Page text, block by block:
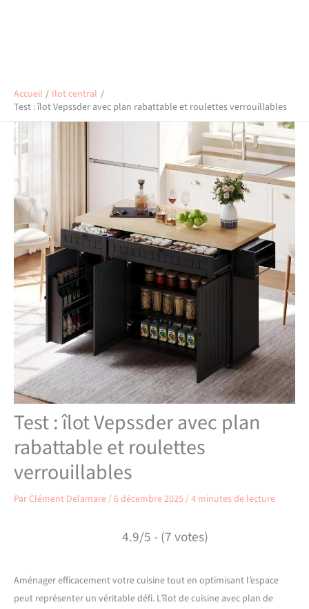
Accueil
Ilot central
Test : îlot Vepssder avec plan rabattable et roulettes verrouillables
Test : îlot Vepssder avec plan
rabattable et roulettes
verrouillables
ParClément Delamare/6 décembre 2025/4 minutes de lecture
4.9/5 - (7 votes)
Aménager efficacement votre cuisine tout en optimisant l’espace
peut représenter un véritable défi. L’îlot de cuisine avec plan de